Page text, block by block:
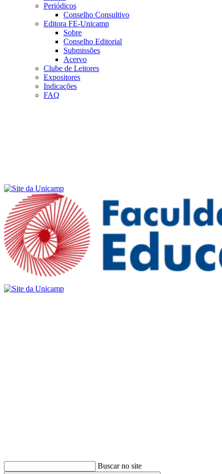
Periódicos
Conselho Consultivo
Editora FE-Unicamp
Sobre
Conselho Editorial
Submissões
Acervo
Clube de Leitores
Expositores
Indicações
FAQ
Buscar no site